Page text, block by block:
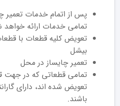
پس از اتمام خدمات تعمیر
تمامی خدمات ارائه
تعویض کلیه قطعات با
بیشل
تعمیر چایساز در محل
تمامی قطعاتی که در جهت
باشند.